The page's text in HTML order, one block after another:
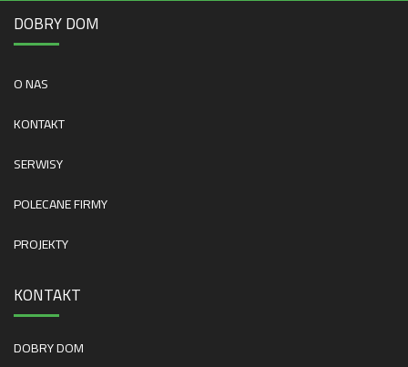
DOBRY DOM
O NAS
KONTAKT
SERWISY
POLECANE FIRMY
PROJEKTY
KONTAKT
DOBRY DOM